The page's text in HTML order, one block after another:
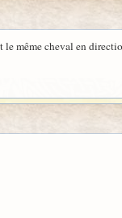
le même cheval en